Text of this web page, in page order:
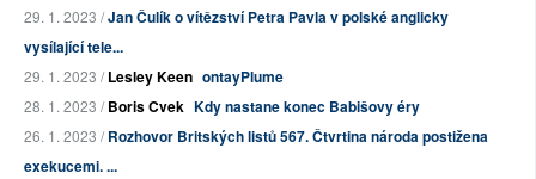
29. 1. 2023 /Jan Čulík o vítězství Petra Pavla v polské anglicky
vysílající tele...
29. 1. 2023 /Lesley Keen ontayPlume
28. 1. 2023 /Boris Cvek Kdy nastane konec Babišovy éry
26. 1. 2023 /Rozhovor Britských listů 567. Čtvrtina národa postižena
exekucemi. ...